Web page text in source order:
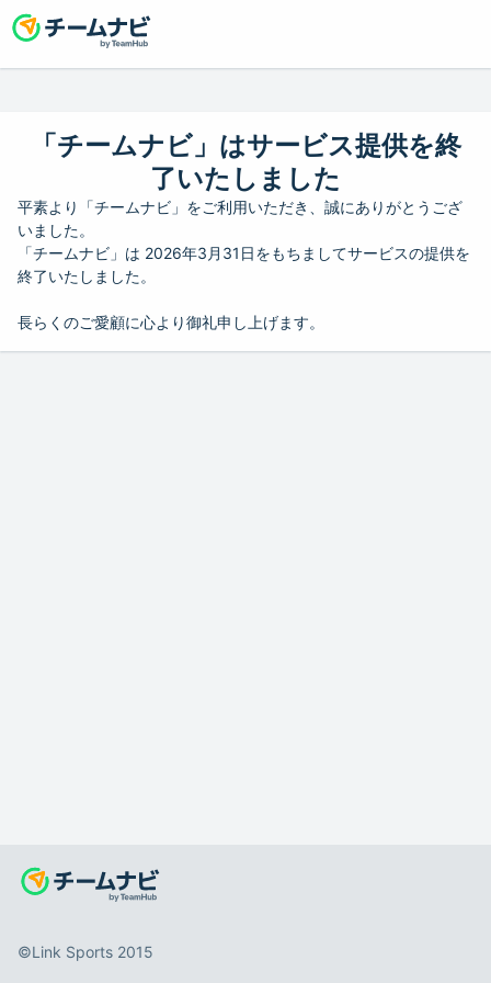
「チームナビ」はサービス提供を終
了いたしました
平素より「チームナビ」をご利用いただき、誠にありがとうござ
いました。
「チームナビ」は 2026年3月31日をもちましてサービスの提供を
終了いたしました。
長らくのご愛顧に心より御礼申し上げます。
©️Link Sports 2015